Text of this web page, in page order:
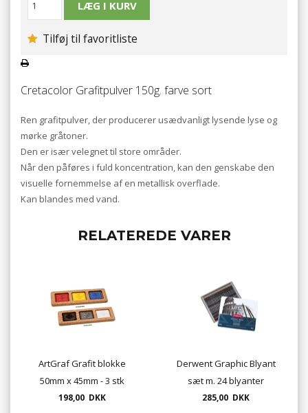
Tilføj til favoritliste
Cretacolor Grafitpulver 150g. farve sort
Ren grafitpulver, der producerer usædvanligt lysende lyse og
mørke gråtoner.
Den er især velegnet til store områder.
Når den påføres i fuld koncentration, kan den genskabe den
visuelle fornemmelse af en metallisk overflade.
Kan blandes med vand.
RELATEREDE VARER
ArtGraf Grafit blokke
50mm x 45mm - 3 stk
198,00 DKK
Derwent Graphic Blyant
sæt m. 24 blyanter
285,00 DKK